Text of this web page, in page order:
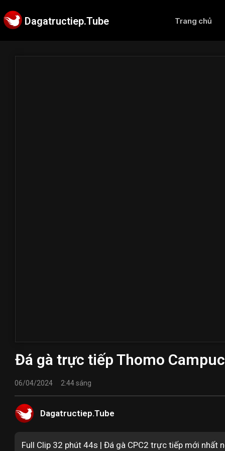
Dagatructiep.Tube Trang chủ
Đá gà trực tiếp Thomo
06/04/2024 2:44 sáng
Dagatructiep.Tube
Full Clip 32 phút 44s | Đá gà CPC2 trực tiếp mới nhất